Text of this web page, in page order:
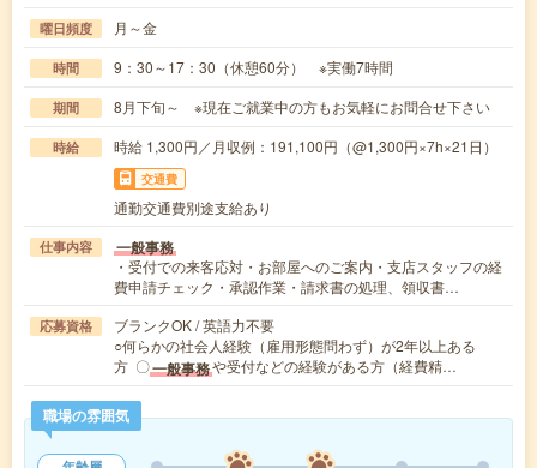
曜日頻度 月～金
時間 9：30～17：30（休憩60分） ※実働7時間
期間 8月下旬～ ※現在ご就業中の方もお気軽にお問合せ下さい
時給 時給 1,300円／月収例：191,100円（@1,300円×7h×21日）
交通費
通勤交通費別途支給あり
仕事内容 一般事務
・受付での来客応対・お部屋へのご案内・支店スタッフの経
費申請チェック・承認作業・請求書の処理、領収書…
応募資格
ブランクOK / 英語力不要
○何らかの社会人経験（雇用形態問わず）が2年以上ある
方 〇一般事務や受付などの経験がある方（経費精…
職場の雰囲気